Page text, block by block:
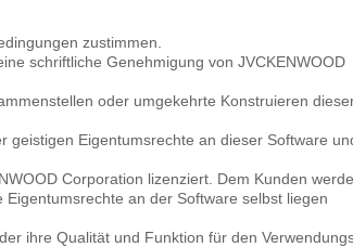
zustimmen.
schriftliche Genehmigung von JVCKENWOOD
oder umgekehrte Konstruieren
Eigentumsrechte an dieser Software
Corporation lizenziert. Dem Kunden
an der Software selbst liegen
ihre Qualität und Funktion für den